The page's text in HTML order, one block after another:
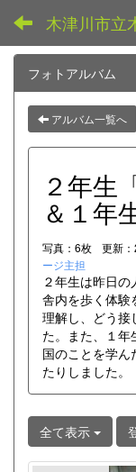
木津川市立
フォトアルバム
アルバム一覧へ
２年生
＆１年
写真：6枚 更新
ージ主担
２年生は昨日
舎内を歩く体験
理解し、どう接
た。また、１
国のことを学ん
たりしました。
全て表示